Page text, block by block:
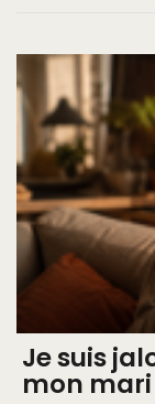
Je suis
mon